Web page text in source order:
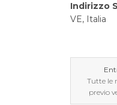
Indirizzo
VE, Italia
Tutte le
previo